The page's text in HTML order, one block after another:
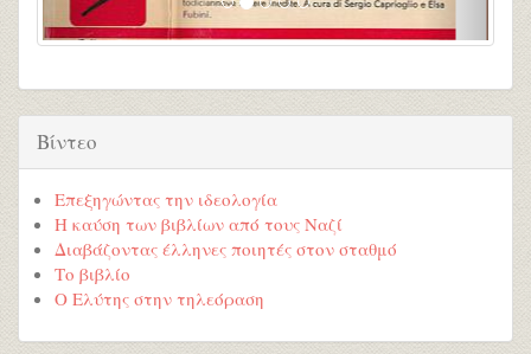
Βίντεο
Επεξηγώντας την ιδεολογία
Η καύση των βιβλίων από τους Ναζί
Διαβάζοντας έλληνες ποιητές στον σταθμό
Το βιβλίο
Ο Ελύτης στην τηλεόραση